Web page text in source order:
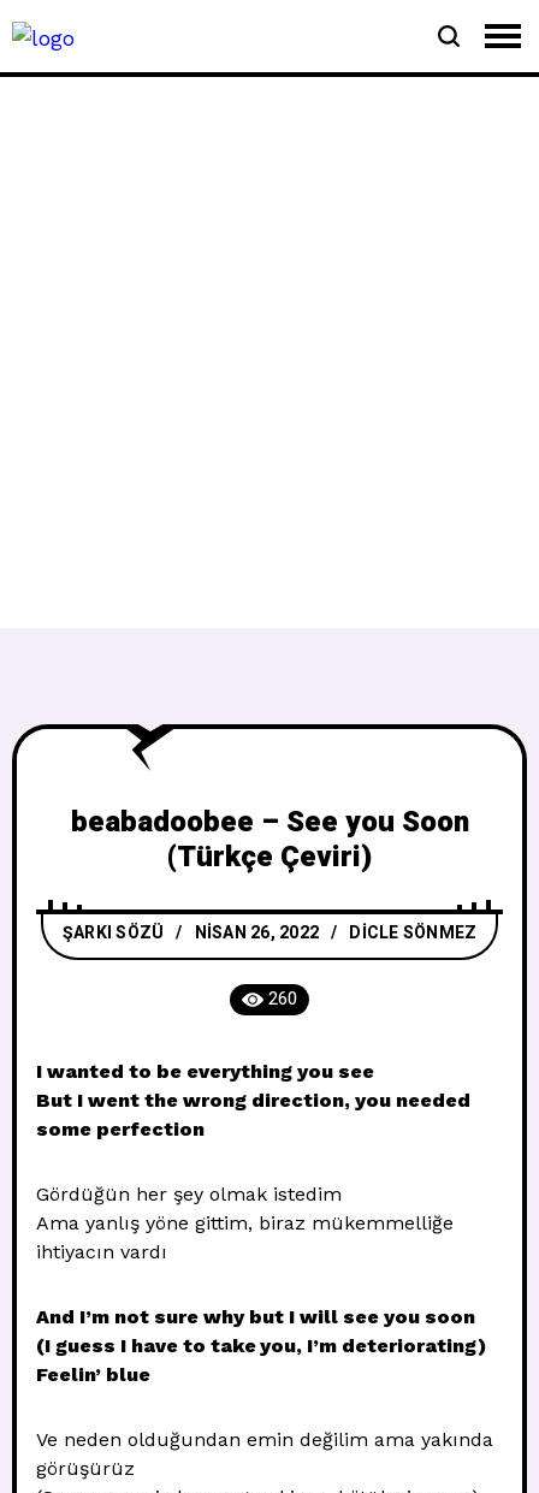
beabadoobee – See you Soon
(Türkçe Çeviri)
ŞARKI SÖZÜ NISAN 26, 2022 DICLE SÖNMEZ
260
I wanted to be everything you see
But I went the wrong direction, you needed
some perfection
Gördüğün her şey olmak istedim
Ama yanlış yöne gittim, biraz mükemmelliğe
ihtiyacın vardı
And I’m not sure why but I will see you soon
(I guess I have to take you, I’m deteriorating)
Feelin’ blue
Ve neden olduğundan emin değilim ama yakında
görüşürüz